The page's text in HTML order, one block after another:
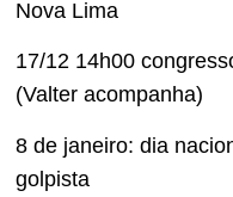
Nova Lima
17/12 14h00
(Valter acompanha)
8 de janeiro: dia
golpista